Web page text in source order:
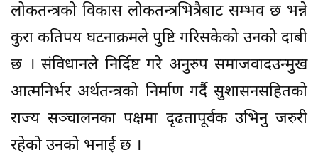
लोकतन्त्रको विकास लोकतन्त्रभित्रैबाट सम्भव छ भन्ने
कुरा कतिपय घटनाक्रमले पुष्टि गरिसकेको उनको दाबी
छ । संविधानले निर्दिष्ट गरे अनुरुप समाजवादउन्मुख
आत्मनिर्भर अर्थतन्त्रको निर्माण गर्दै सुशासनसहितको
राज्य सञ्चालनका पक्षमा दृढतापूर्वक उभिनु जरुरी
रहेको उनको भनाई छ ।